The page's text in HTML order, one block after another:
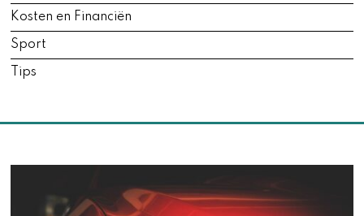
Kosten en Financiën
Sport
Tips